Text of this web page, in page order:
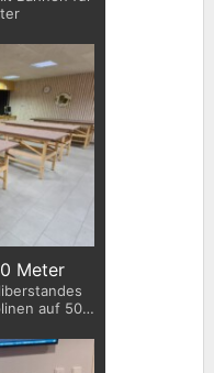
Meter
auf 50